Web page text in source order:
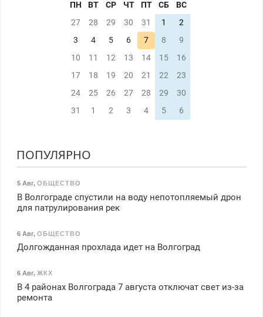
ПН ВТ СР ЧТ ПТ СБ
ВС
27
28 29 30 31 1
2
3
4 5 6 7 8
9
10
11 12 13 14 15
16
17
18 19 20 21 22
23
24
25 26 27 28 29
30
31
1 2 3 4 5 6
ПОПУЛЯРНО
5 Авг, ОБЩЕСТВО
В Волгограде спустили на воду непотопляемый дрон
для патрулирования рек
6 Авг, ОБЩЕСТВО
Долгожданная прохлада идет на Волгоград
6 Авг, ЖКХ
В 4 районах Волгограда 7 августа отключат свет из-за
ремонта